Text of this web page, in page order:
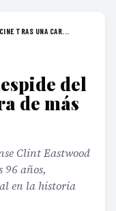
TRAS UNA CAR...
del
de más
Clint Eastwood
años,
en la historia